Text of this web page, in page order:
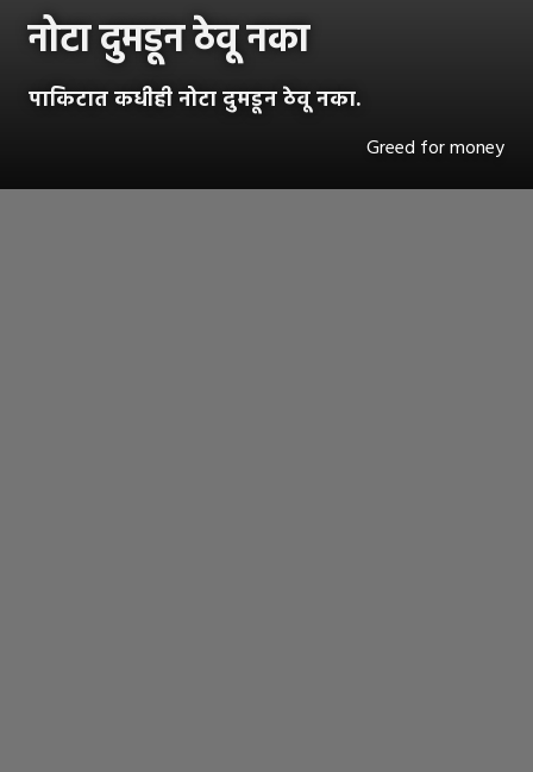
नोटा दुमडून ठेवू नका
पाकिटात कधीही नोटा दुमडून ठेवू नका.
Greed for money